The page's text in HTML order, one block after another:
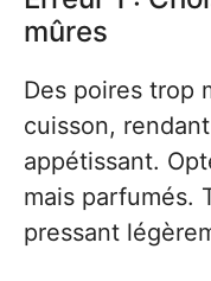
mûres
Des poires trop
cuisson,
appétissant.
mais parfumés.
pressant